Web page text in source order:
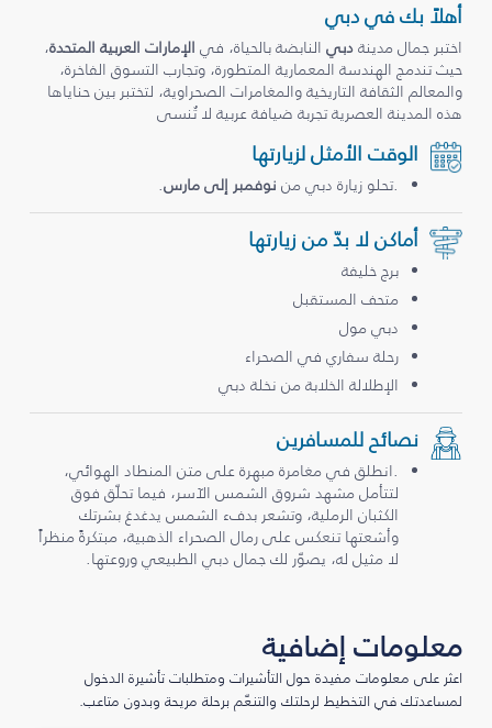
أهلاً بك في دبي
اختبر جمال مدينةدبيالنابضة بالحياة، في الإمارات العربية المتحدة،
حيث تندمج الهندسة المعمارية المتطورة، وتجارب التسوق الفاخرة،
والمعالم الثقافة التاريخية والمغامرات الصحراوية، لتختبر بين حناياها
هذه المدينة العصرية تجربة ضيافة عربية لا تُنسى
الوقت الأمثل لزيارتها
.تحلو زيارة دبي من نوفمبر إلى مارس.
أماكن لا بدّ من زيارتها
برج خليفة
متحف المستقبل
دبي مول
رحلة سفاري في الصحراء
الإطلالة الخلابة من نخلة دبي
نصائح للمسافرين
.انطلق في مغامرة مبهرة على متن المنطاد الهوائي،
لتتأمل مشهد شروق الشمس الآسر، فيما تحلّق فوق
الكثبان الرملية، وتشعر بدفء الشمس يدغدغ بشرتك
وأشعتها تنعكس على رمال الصحراء الذهبية، مبتكرةً منظراً
لا مثيل له، يصوّر لك جمال دبي الطبيعي وروعتها.
معلومات إضافية
اعثر على معلومات مفيدة حول التأشيرات ومتطلبات تأشيرة الدخول
لمساعدتك في التخطيط لرحلتك والتنعّم برحلة مريحة وبدون متاعب.